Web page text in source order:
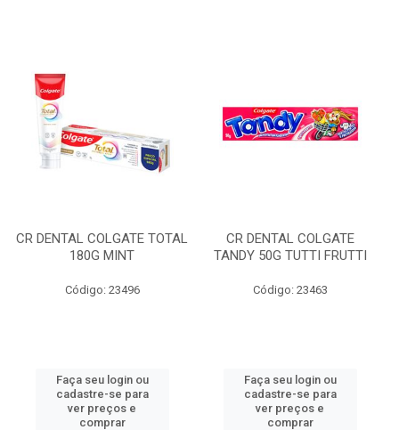
CR DENTAL COLGATE TOTAL
180G MINT
Código: 23496
Faça seu login ou
cadastre-se para
ver preços e
comprar
CR DENTAL COLGATE
TANDY 50G TUTTI FRUTTI
Código: 23463
Faça seu login ou
cadastre-se para
ver preços e
comprar